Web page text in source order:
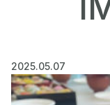
2025.05.07